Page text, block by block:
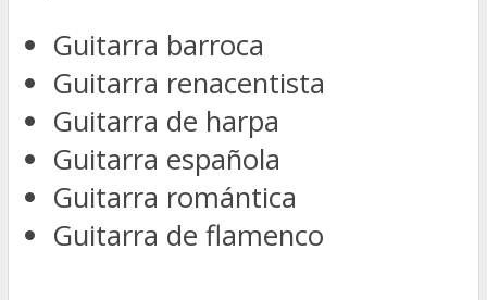
Guitarra barroca
Guitarra renacentista
Guitarra de harpa
Guitarra española
Guitarra romántica
Guitarra de flamenco